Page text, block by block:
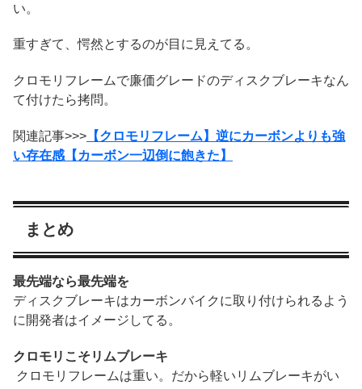
い。
重すぎて、愕然とするのが目に見えてる。
クロモリフレームで廉価グレードのディスクブレーキなん
て付けたら拷問。
関連記事>>> 【クロモリフレーム】逆にカーボンよりも強
い存在感【カーボン一辺倒に飽きた】
まとめ
最先端なら最先端を
ディスクブレーキはカーボンバイクに取り付けられるよう
に開発者はイメージしてる。
クロモリこそリムブレーキ
クロモリフレームは重い。だから軽いリムブレーキがい